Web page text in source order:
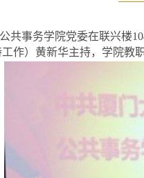
事务学院党委在联兴楼
作）黄新华主持，学院教